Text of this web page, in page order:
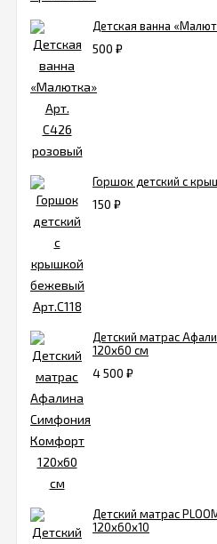
Детская ванна
500 ₽
Горшок детский с
150 ₽
Детский матрас
120х60 см
4 500 ₽
Детский матрас
120х60х10